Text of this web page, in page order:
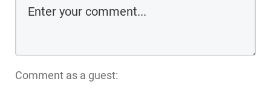
Comment as a guest: